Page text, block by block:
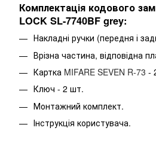
Комплектація кодового
LOCK SL-7740BF grey:
Накладні ручки (передня і
Врізна частина, відповідна
Картка MIFARE SEVEN R-73 -
Ключ - 2 шт.
Монтажний комплект.
Інструкція користувача.